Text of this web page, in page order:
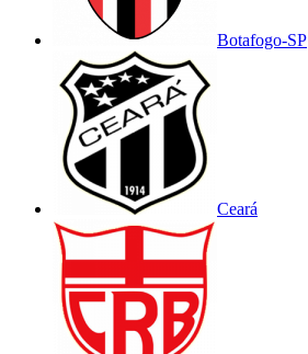
Botafogo-SP
Ceará